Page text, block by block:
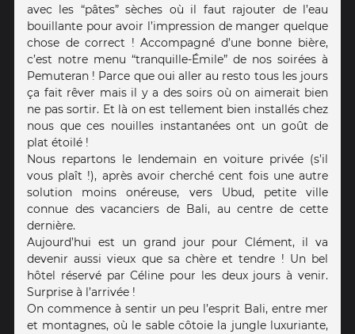
avec les “pâtes” sèches où il faut rajouter de l’eau
bouillante pour avoir l’impression de manger quelque
chose de correct ! Accompagné d’une bonne bière,
c’est notre menu “tranquille-Émile” de nos soirées à
Pemuteran ! Parce que oui aller au resto tous les jours
ça fait rêver mais il y a des soirs où on aimerait bien
ne pas sortir. Et là on est tellement bien installés chez
nous que ces nouilles instantanées ont un goût de
plat étoilé !
Nous repartons le lendemain en voiture privée (s’il
vous plaît !), après avoir cherché cent fois une autre
solution moins onéreuse, vers Ubud, petite ville
connue des vacanciers de Bali, au centre de cette
dernière.
Aujourd’hui est un grand jour pour Clément, il va
devenir aussi vieux que sa chère et tendre ! Un bel
hôtel réservé par Céline pour les deux jours à venir.
Surprise à l’arrivée !
On commence à sentir un peu l’esprit Bali, entre mer
et montagnes, où le sable côtoie la jungle luxuriante,